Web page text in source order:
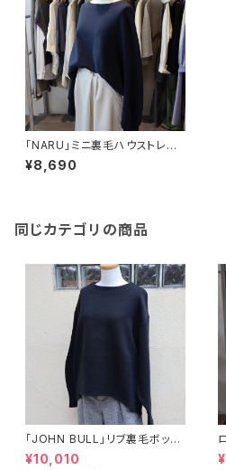
「NARU」ミニ裏毛ハウストレー
ナー
¥8,690
同じカテゴリの商品
「JOHN BULL」リブ裏毛ボック
スプルオーバー
¥10,010